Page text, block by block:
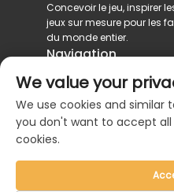
Concevoir le jeu, inspirer
jeux sur mesure pour les
du monde entier.
Navigation
Catégories de
Contactez-nous
We value your
We use cookies and similar
you don't want to accept all
cookies.